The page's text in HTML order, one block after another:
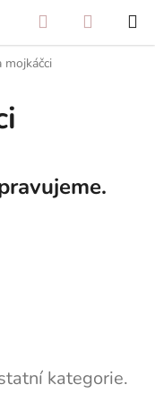
Hledat
KOŠÍK
mojkáčci
kategorie.